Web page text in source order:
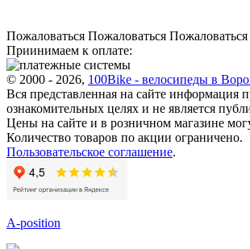
Пожаловаться Пожаловаться Пожаловаться
Приинимаем к оплате:
© 2000 - 2026, 100Bike - велосипеды в
Вся представленная на сайте информация
ознакомительных целях и не является
Цены на сайте и в розничном магазине
Количество товаров по акции ограничено.
Пользовательское соглашение.
A-position